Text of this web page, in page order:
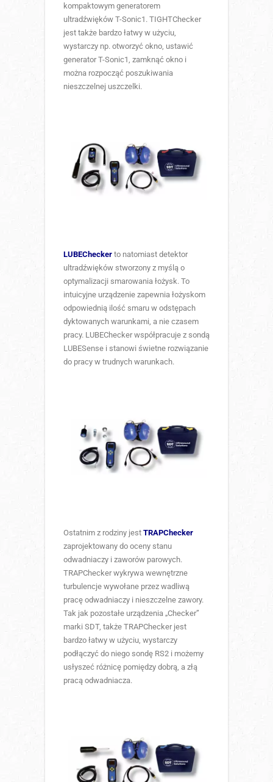
kompaktowym generatorem
ultradźwięków T-Sonic1. TIGHTChecker
jest także bardzo łatwy w użyciu,
wystarczy np. otworzyć okno, ustawić
generator T-Sonic1, zamknąć okno i
można rozpocząć poszukiwania
nieszczelnej uszczelki.
LUBEChecker to natomiast detektor
ultradźwięków stworzony z myślą o
optymalizacji smarowania łożysk. To
intuicyjne urządzenie zapewnia łożyskom
odpowiednią ilość smaru w odstępach
dyktowanych warunkami, a nie czasem
pracy. LUBEChecker współpracuje z sondą
LUBESense i stanowi świetne rozwiązanie
do pracy w trudnych warunkach.
Ostatnim z rodziny jest TRAPChecker
zaprojektowany do oceny stanu
odwadniaczy i zaworów parowych.
TRAPChecker wykrywa wewnętrzne
turbulencje wywołane przez wadliwą
pracę odwadniaczy i nieszczelne zawory.
Tak jak pozostałe urządzenia „Checker”
marki SDT, także TRAPChecker jest
bardzo łatwy w użyciu, wystarczy
podłączyć do niego sondę RS2 i możemy
usłyszeć różnicę pomiędzy dobrą, a złą
pracą odwadniacza.